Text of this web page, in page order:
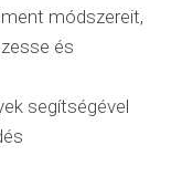
módszereit,
és
segítségével